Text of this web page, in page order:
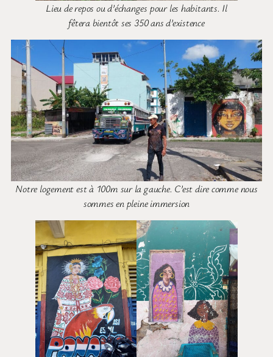
Lieu de repos ou d’échanges pour les habitants. Il
fêtera bientôt ses 350 ans d’existence
Notre logement est à 100m sur la gauche. C’est dire comme nous
sommes en pleine immersion